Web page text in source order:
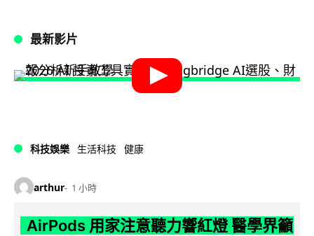
最新影片
科技娛樂 生活科技 健康
arthur 1 小時
AirPods 用家注意聽力響紅燈 醫學界籲